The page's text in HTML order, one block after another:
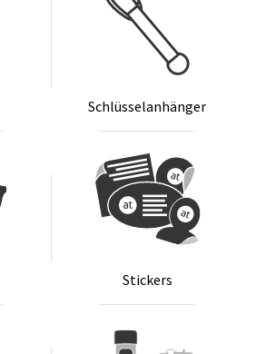
Schlüs­sel­an­hän­ger
Sti­ckers